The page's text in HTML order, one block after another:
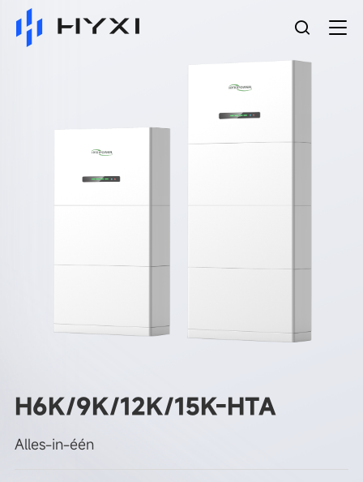
H6K/9K/12K/15K-HTA
Alles-in-één